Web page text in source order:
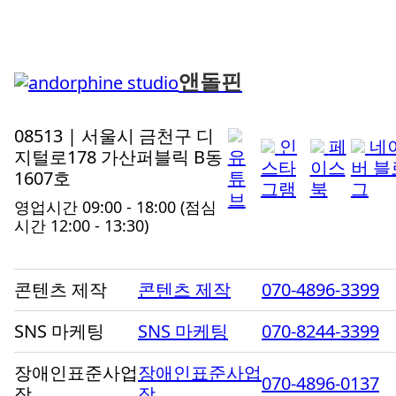
앤돌핀
08513 | 서울시 금천구 디
지털로178 가산퍼블릭 B동
1607호
영업시간 09:00 - 18:00 (점심
시간 12:00 - 13:30)
유
튜
브
인
스타
그램
페
이스
북
네
버 블
그
콘텐츠 제작 콘텐츠 제작
070-4896-3399
SNS 마케팅
SNS 마케팅
070-8244-3399
장애인표준사업장애인표준사업070-4896-0137